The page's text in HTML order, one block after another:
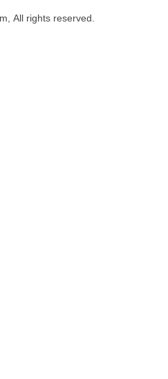
All rights reserved.